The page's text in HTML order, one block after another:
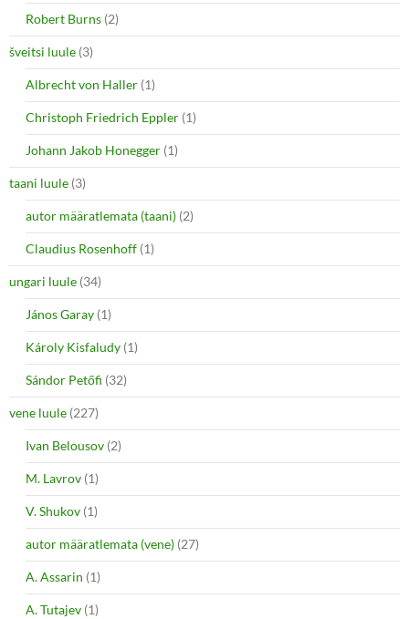
Robert Burns (2)
šveitsi luule (3)
Albrecht von Haller (1)
Christoph Friedrich Eppler (1)
Johann Jakob Honegger (1)
taani luule (3)
autor määratlemata (taani) (2)
Claudius Rosenhoff (1)
ungari luule (34)
János Garay (1)
Károly Kisfaludy (1)
Sándor Petőfi (32)
vene luule (227)
Ivan Belousov (2)
M. Lavrov (1)
V. Shukov (1)
autor määratlemata (vene) (27)
A. Assarin (1)
A. Tutajev (1)